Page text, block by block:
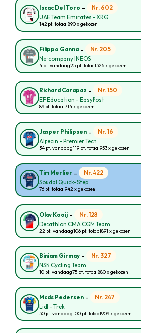
Isaac Del Toro - Nr. 602
UAE Team Emirates - XRG
142 pt. totaal890 x gekozen
Filippo Ganna - Nr. 205
Netcompany INEOS
4 pt. vandaag25 pt. totaal325 x gekozen
Richard Carapaz - Nr. 150
EF Education - EasyPost
89 pt. totaal714 x gekozen
Jasper Philipsen - Nr. 16
Alpecin - Premier Tech
34 pt. vandaag119 pt. totaal953 x gekozen
Tim Merlier - Nr. 422
Soudal Quick-Step
76 pt. totaal942 x gekozen
Olav Kooij - Nr. 128
Decathlon CMA CGM Team
22 pt. vandaag106 pt. totaal891 x gekozen
Biniam Girmay - Nr. 327
NSN Cycling Team
10 pt. vandaag75 pt. totaal880 x gekozen
Mads Pedersen - Nr. 247
Lidl - Trek
30 pt. vandaag100 pt. totaal909 x gekozen